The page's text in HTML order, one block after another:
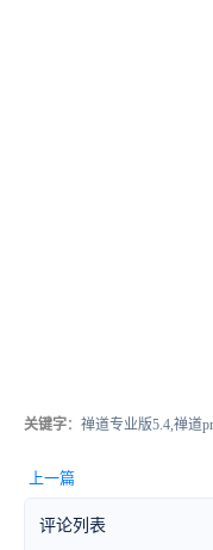
关键字：禅道专业版5.4,禅道
上一篇
评论列表